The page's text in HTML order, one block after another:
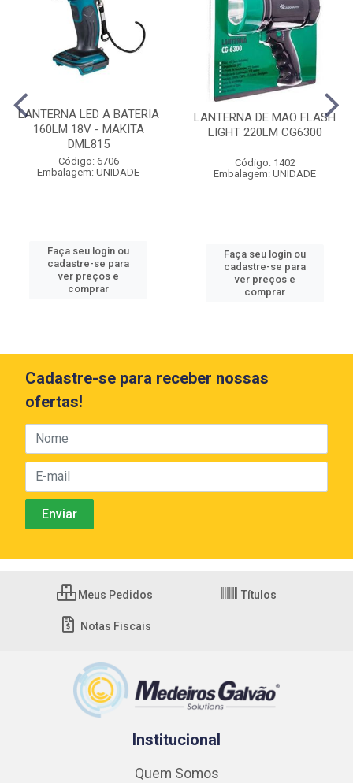
LANTERNA LED A BATERIA
160LM 18V - MAKITA
DML815
Código: 6706
Embalagem: UNIDADE
Faça seu login ou
cadastre-se para
ver preços e
comprar
LANTERNA DE MAO FLASH
LIGHT 220LM CG6300
Código: 1402
Embalagem: UNIDADE
Faça seu login ou
cadastre-se para
ver preços e
comprar
Cadastre-se para receber nossas
ofertas!
Meus Pedidos Títulos
Notas Fiscais
Institucional
Quem Somos